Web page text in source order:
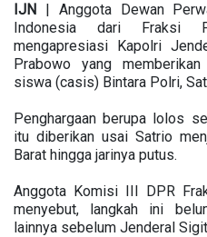
IJN | Anggota Dewan
Indonesia dari Fraksi
mengapresiasi Kapolri
Prabowo yang
siswa (casis) Bintara Polri,
Penghargaan berupa lolos
itu diberikan usai Satrio
Barat hingga jarinya putus.
Anggota Komisi III DPR
menyebut, langkah ini
lainnya sebelum Jenderal